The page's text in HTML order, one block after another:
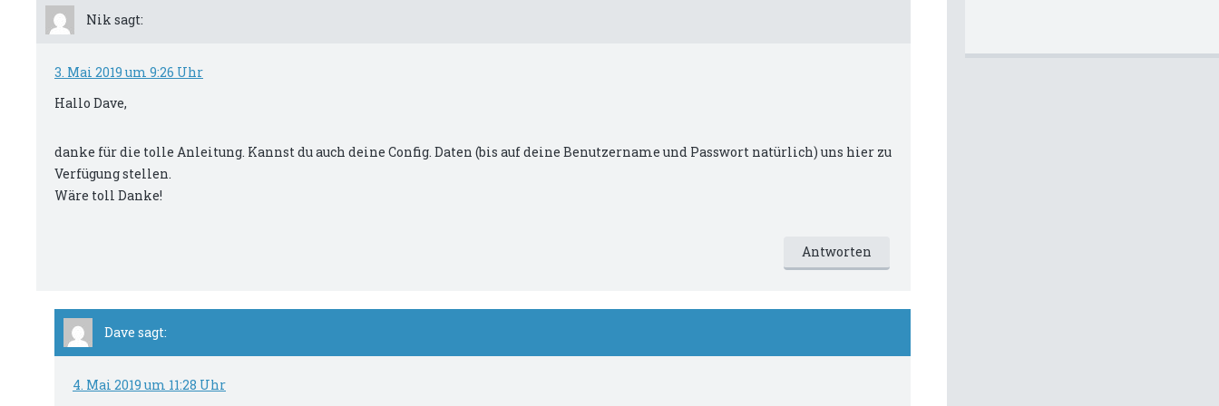
Nik sagt:
3. Mai 2019 um 9:26 Uhr
Hallo Dave,
danke für die tolle Anleitung. Kannst du auch deine Config. Daten (bis auf deine Benutzername und Passwort natürlich) uns hier zu
Verfügung stellen.
Wäre toll Danke!
Antworten
Dave sagt:
4. Mai 2019 um 11:28 Uhr